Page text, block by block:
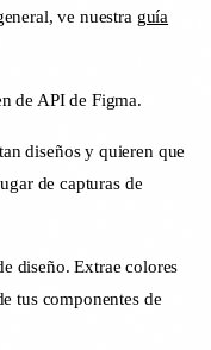
ve nuestra guía
de API de Figma.
diseños y quieren que
de capturas de
diseño. Extrae colores
tus componentes de